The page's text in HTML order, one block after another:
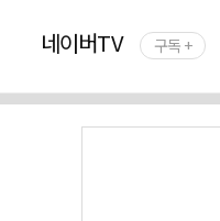
네이버TV 구독 +